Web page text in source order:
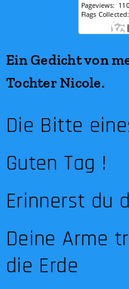
Ein Gedicht von
Tochter Nicole.
Die Bitte
Guten Tag !
Erinnerst du
Deine Arme
die Erde